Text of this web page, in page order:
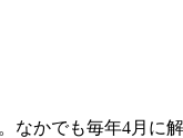
かでも毎年4月に